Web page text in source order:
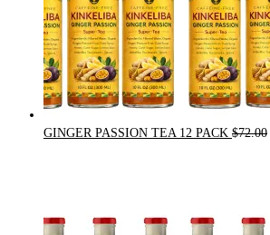
GINGER PASSION TEA 12 PACK $72.00